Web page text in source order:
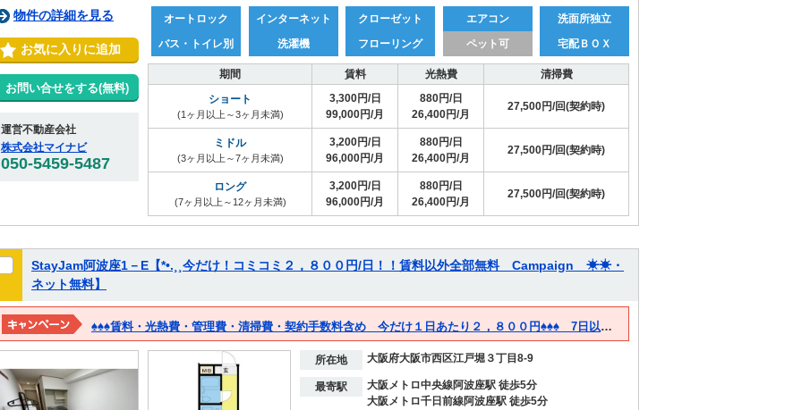
物件の詳細を見る
お気に入りに追加
お問い合せをする(無料)
運営不動産会社
株式会社マイナビ
050-5459-5487
オートロック インターネット クローゼット エアコン
洗面所独立
バス・トイレ別
洗濯機 フローリング ペット可 宅配ＢＯＸ
期間 賃料 光熱費
清掃費
ショート
(1ヶ月以上～3ヶ月未満)
3,300円/日
99,000円/月
880円/日
26,400円/月
27,500円/回(契約時)
ミドル
(3ヶ月以上～7ヶ月未満)
3,200円/日
96,000円/月
880円/日
26,400円/月
27,500円/回(契約時)
ロング
(7ヶ月以上～12ヶ月未満)
3,200円/日
96,000円/月
880円/日
26,400円/月
27,500円/回(契約時)
StayJam阿波座1－E【*•.¸¸今だけ！コミコミ２，８００円/日！！賃料以外全部無料 Campaign ☀☀・
ネット無料】
♠♠♠賃料・光熱費・管理費・清掃費・契約手数料含め 今だけ１日あたり２，８００円♠♠♠ 7日以上 その他費用全て無し！！
所在地 大阪府大阪市西区江戸堀３丁目8-9
最寄駅
大阪メトロ中央線阿波座駅 徒歩5分
大阪メトロ千日前線阿波座駅 徒歩5分